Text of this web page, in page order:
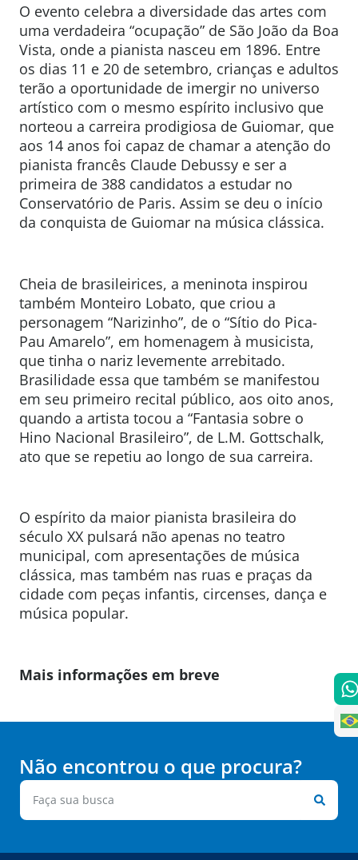
O evento celebra a diversidade das artes com
uma verdadeira “ocupação” de São João da Boa
Vista, onde a pianista nasceu em 1896. Entre
os dias 11 e 20 de setembro, crianças e adultos
terão a oportunidade de imergir no universo
artístico com o mesmo espírito inclusivo que
norteou a carreira prodigiosa de Guiomar, que
aos 14 anos foi capaz de chamar a atenção do
pianista francês Claude Debussy e ser a
primeira de 388 candidatos a estudar no
Conservatório de Paris. Assim se deu o início
da conquista de Guiomar na música clássica.
Cheia de brasileirices, a meninota inspirou
também Monteiro Lobato, que criou a
personagem “Narizinho”, de o “Sítio do Pica-
Pau Amarelo”, em homenagem à musicista,
que tinha o nariz levemente arrebitado.
Brasilidade essa que também se manifestou
em seu primeiro recital público, aos oito anos,
quando a artista tocou a “Fantasia sobre o
Hino Nacional Brasileiro”, de L.M. Gottschalk,
ato que se repetiu ao longo de sua carreira.
O espírito da maior pianista brasileira do
século XX pulsará não apenas no teatro
municipal, com apresentações de música
clássica, mas também nas ruas e praças da
cidade com peças infantis, circenses, dança e
música popular.
Mais informações em breve
Não encontrou o que procura?